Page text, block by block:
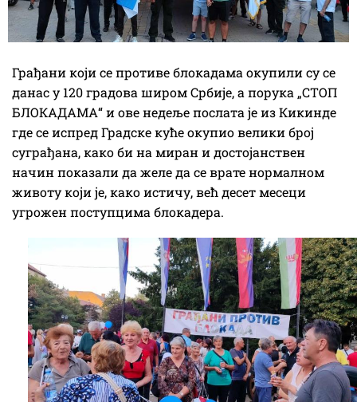
Грађани који се противе блокадама окупили су се
данас у 120 градова широм Србије, а порука „СТОП
БЛОКАДАМА“ и ове недеље послата је из Кикинде
где се испред Градске куће окупио велики број
суграђана, како би на миран и достојанствен
начин показали да желе да се врате нормалном
животу који је, како истичу, већ десет месеци
угрожен поступцима блокадера.